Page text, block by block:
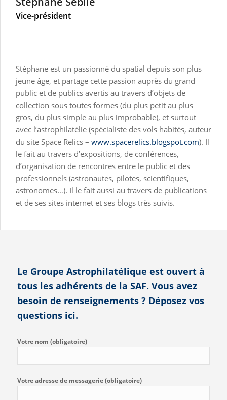
Vice-président
Stéphane est un passionné du spatial depuis son plus
jeune âge, et partage cette passion auprès du grand
public et de publics avertis au travers d’objets de
collection sous toutes formes (du plus petit au plus
gros, du plus simple au plus improbable), et surtout
avec l’astrophilatélie (spécialiste des vols habités, auteur
du site Space Relics – www.spacerelics.blogspot.com). Il
le fait au travers d’expositions, de conférences,
d’organisation de rencontres entre le public et des
professionnels (astronautes, pilotes, scientifiques,
astronomes…). Il le fait aussi au travers de publications
et de ses sites internet et ses blogs très suivis.
Le Groupe Astrophilatélique est ouvert à
tous les adhérents de la SAF. Vous avez
besoin de renseignements ? Déposez vos
questions ici.
Votre nom (obligatoire)
Votre adresse de messagerie (obligatoire)